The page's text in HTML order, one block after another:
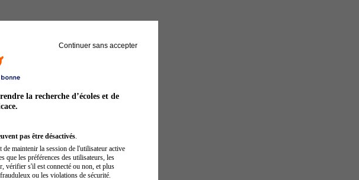
Continuer sans accepter
la recherche d’écoles et de
pas être désactivés.
de maintenir la session de l'utilisateur active
que les préférences des utilisateurs, les
vérifier s'il est connecté ou non, et plus
ou les violations de sécurité.